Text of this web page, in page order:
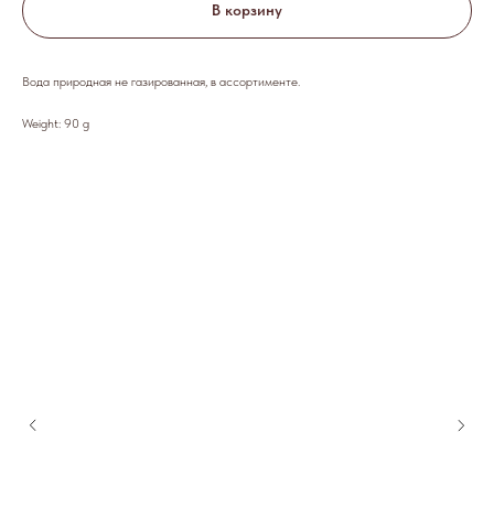
В корзину
Вода природная не газированная, в ассортименте.
Weight: 90 g